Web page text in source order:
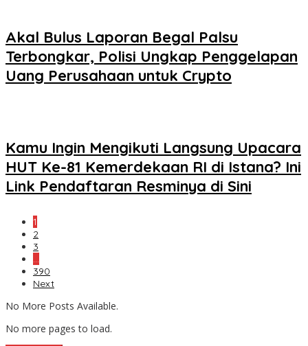
Akal Bulus Laporan Begal Palsu
Terbongkar, Polisi Ungkap Penggelapan
Uang Perusahaan untuk Crypto
Kamu Ingin Mengikuti Langsung Upacara
HUT Ke-81 Kemerdekaan RI di Istana? Ini
Link Pendaftaran Resminya di Sini
1
2
3
…
390
Next
No More Posts Available.
No more pages to load.